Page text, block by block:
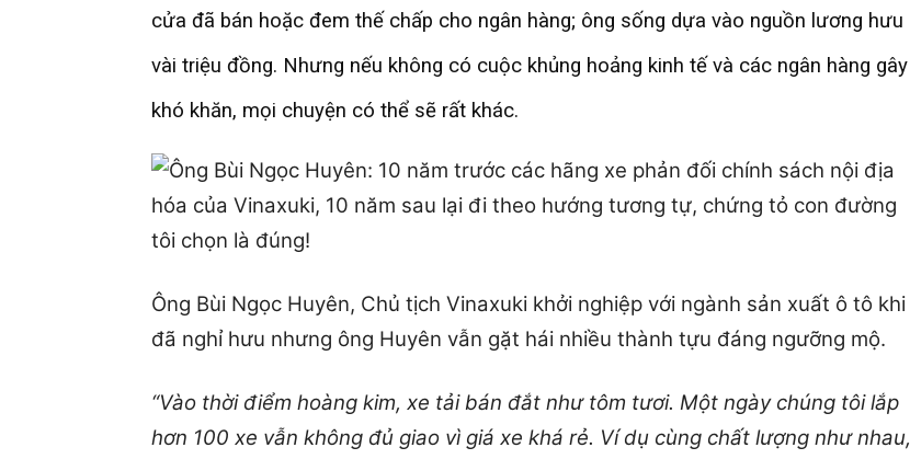
cửa đã bán hoặc đem thế chấp cho ngân hàng; ông sống dựa vào nguồn lương hưu
vài triệu đồng. Nhưng nếu không có cuộc khủng hoảng kinh tế và các ngân hàng gây
khó khăn, mọi chuyện có thể sẽ rất khác.
Ông Bùi Ngọc Huyên, Chủ tịch Vinaxuki khởi nghiệp với ngành sản xuất ô tô khi
đã nghỉ hưu nhưng ông Huyên vẫn gặt hái nhiều thành tựu đáng ngưỡng mộ.
“Vào thời điểm hoàng kim, xe tải bán đắt như tôm tươi. Một ngày chúng tôi lắp
hơn 100 xe vẫn không đủ giao vì giá xe khá rẻ. Ví dụ cùng chất lượng như nhau,